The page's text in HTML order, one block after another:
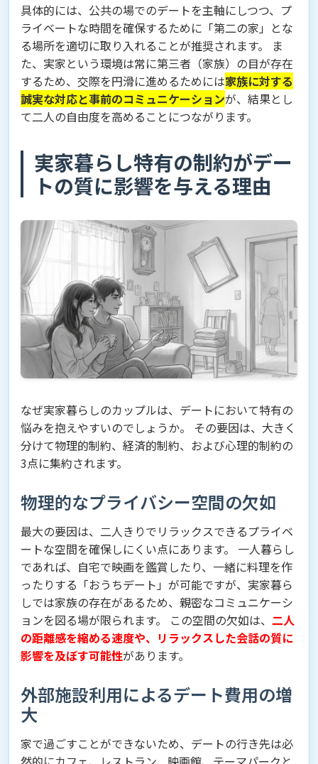
具体的には、公共の場でのデートを主軸にしつつ、プ
ライベートな時間を確保するために「第二の家」とな
る場所を適切に取り入れることが推奨されます。 ま
た、実家という環境は常に第三者（家族）の目が存在
するため、交際を円滑に進めるためには家族に対する
誠実な対応と事前のコミュニケーションが、結果とし
て二人の自由度を高めることにつながります。
実家暮らし特有の制約がデー
トの質に影響を与える理由
なぜ実家暮らしのカップルは、デートにおいて特有の
悩みを抱えやすいのでしょうか。 その要因は、大きく
分けて物理的制約、経済的制約、および心理的制約の
3点に集約されます。
物理的なプライバシー空間の欠如
最大の要因は、二人きりでリラックスできるプライベ
ートな空間を確保しにくい点にあります。 一人暮らし
であれば、自宅で映画を鑑賞したり、一緒に料理を作
ったりする「おうちデート」が可能ですが、実家暮ら
しでは家族の存在があるため、親密なコミュニケーシ
ョンを図る場が限られます。 この空間の欠如は、 二人
の距離感を縮める速度や、リラックスした会話の質に
影響を及ぼす可能性があります。
外部施設利用によるデート費用の増
大
家で過ごすことができないため、デートの行き先は必